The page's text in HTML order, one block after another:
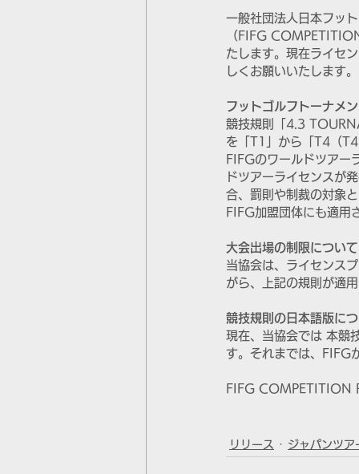
一般社団法人日本フッ
（FIFG
たします。現在ライセ
しくお願いいたします。
フットゴルフトーナメ
競技規則「4.3
を「T1」から「T4（
FIFGのワールドツアー
ドツアーライセンスが
合、罰則や制裁の対象
FIFG加盟団体にも適用
大会出場の制限について
当協会は、ライセンス
がら、上記の規則が適
競技規則の日本語版に
現在、当協会では 本競
す。それまでは、FIFG
FIFG COMPETITION
リリース ジャパンツ